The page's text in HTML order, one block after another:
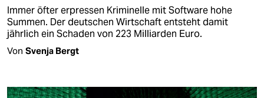
Immer öfter erpressen Kriminelle mit Software hohe
Summen. Der deutschen Wirtschaft entsteht damit
jährlich ein Schaden von 223 Milliarden Euro.
Von Svenja Bergt